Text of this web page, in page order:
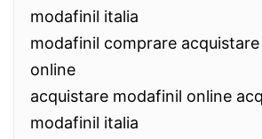
modafinil italia
modafinil comprare
online
acquistare modafinil online
modafinil italia